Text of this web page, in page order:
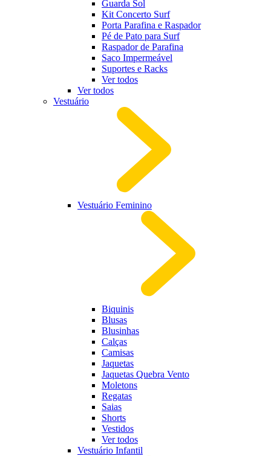
Guarda Sol
Kit Concerto Surf
Porta Parafina e Raspador
Pé de Pato para Surf
Raspador de Parafina
Saco Impermeável
Suportes e Racks
Ver todos
Ver todos
Vestuário
Vestuário Feminino
Biquinis
Blusas
Blusinhas
Calças
Camisas
Jaquetas
Jaquetas Quebra Vento
Moletons
Regatas
Saias
Shorts
Vestidos
Ver todos
Vestuário Infantil